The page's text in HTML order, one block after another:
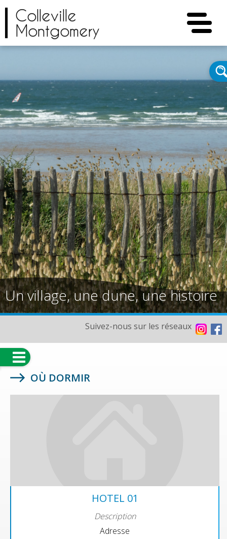
Colleville
Montgomery
Un village, une dune, une histoire
Suivez-nous sur les réseaux
OÙ DORMIR
HOTEL 01
Description
Adresse